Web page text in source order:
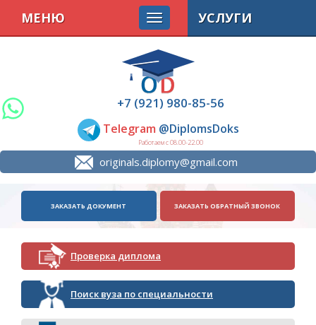
+7 (921) 980-85-56
Telegram @DiplomsDoks
Работаем с 08.00-22.00
originals.diplomy@gmail.com
МЕНЮ
ЗАКАЗАТЬ ДОКУМЕНТ ЗАКАЗАТЬ ОБРАТНЫЙ ЗВОНОК
Проверка диплома
Поиск вуза по специальности
УСЛУГИ